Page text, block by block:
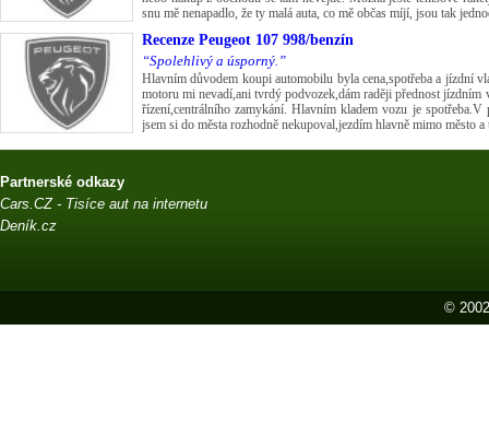
snu mě nenapadlo, že ty malá auta, co mě občas míjí, jsou tak
Recenze Peugeot 107 998/benzín
“Spolehlivý a úsporný.”
Hlavním důvodem koupi automobilu byla cena,spotřeba a jízdní
motoru mi nevadí,ani tvrdý podvozek,dám raději přednost
řízení,centrálního zamykání. Hlavním kladem vozu je
jsem si do města rozhodně nekupoval,jezdím hlavně mimo město
Partnerské odkazy
Cars.CZ - Tisíce aut na internetu
Deník.cz
©